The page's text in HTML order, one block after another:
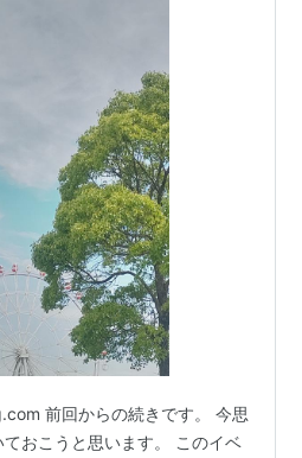
前回からの続きです。 今思
おこうと思います。 このイベ